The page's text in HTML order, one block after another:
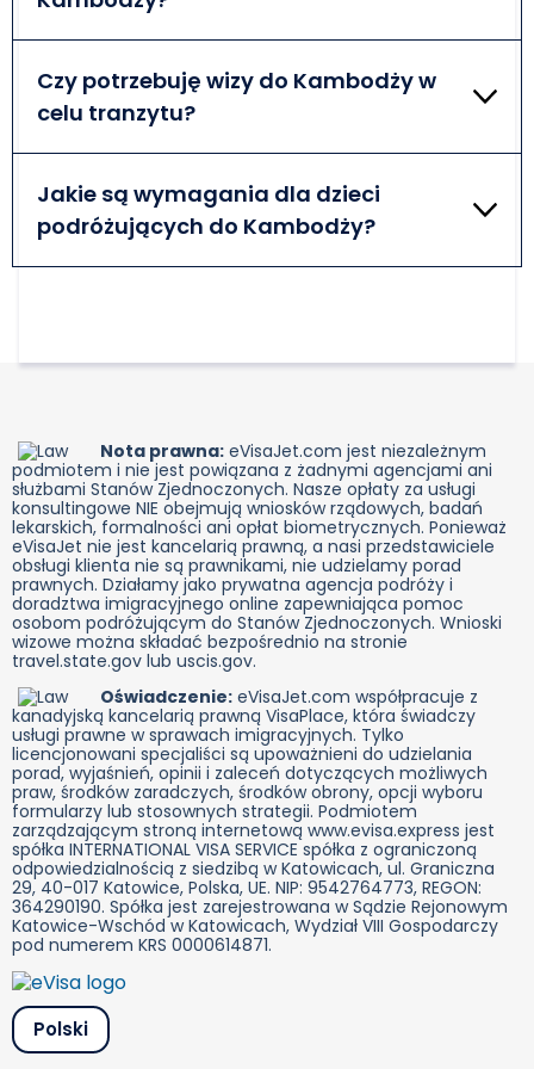
Dokumenty, które są wymagane po przyjeździe do
pozostanie w mocy przez co najmniej 6 miesięcy od
planowanej daty podróży. Dodatkowe dokumenty
Czy potrzebuję wizy do Kambodży w
celu tranzytu?
Nie potrzebujesz wizy tranzytowej do Kambodży, o
opuścić Kambodżę tym samym samolotem, którym
przybyłeś do kraju i musisz wylądować na
Jakie są wymagania dla dzieci
podróżujących do Kambodży?
Dzieci podróżujące do Kambodży powinny spełniać
Nota prawna: eVisaJet.com jest niezależnym
podmiotem i nie jest powiązana z żadnymi agencjami ani
służbami Stanów Zjednoczonych. Nasze opłaty za usługi
konsultingowe NIE obejmują wniosków rządowych, badań
lekarskich, formalności ani opłat biometrycznych. Ponieważ
eVisaJet nie jest kancelarią prawną, a nasi przedstawiciele
obsługi klienta nie są prawnikami, nie udzielamy porad
prawnych. Działamy jako prywatna agencja podróży i
doradztwa imigracyjnego online zapewniająca pomoc
osobom podróżującym do Stanów Zjednoczonych. Wnioski
wizowe można składać bezpośrednio na stronie
travel.state.gov lub uscis.gov.
Oświadczenie: eVisaJet.com współpracuje z
kanadyjską kancelarią prawną VisaPlace, która świadczy
usługi prawne w sprawach imigracyjnych. Tylko
licencjonowani specjaliści są upoważnieni do udzielania
porad, wyjaśnień, opinii i zaleceń dotyczących możliwych
praw, środków zaradczych, środków obrony, opcji wyboru
formularzy lub stosownych strategii. Podmiotem
zarządzającym stroną internetową www.evisa.express jest
spółka INTERNATIONAL VISA SERVICE spółka z ograniczoną
odpowiedzialnością z siedzibą w Katowicach, ul. Graniczna
29, 40-017 Katowice, Polska, UE. NIP: 9542764773, REGON:
364290190. Spółka jest zarejestrowana w Sądzie Rejonowym
Katowice-Wschód w Katowicach, Wydział VIII Gospodarczy
pod numerem KRS 0000614871.
Polski